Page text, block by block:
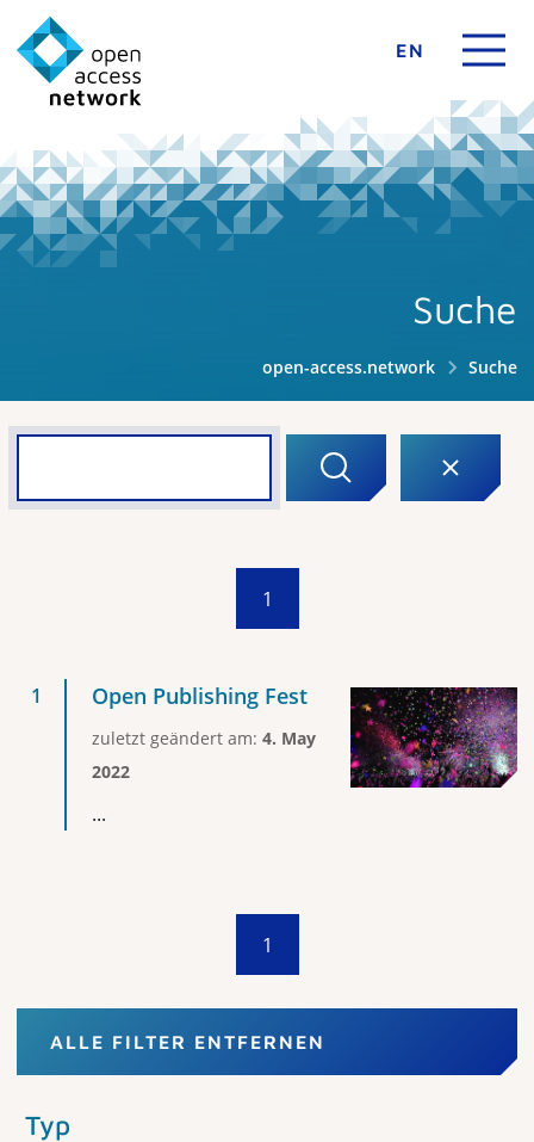
EN
Suche
open-access.network Suche
1
Open Publishing Fest
zuletzt geändert am: 4. May
2022
...
1
ALLE FILTER ENTFERNEN
Typ